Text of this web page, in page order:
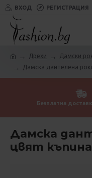
ВХОД РЕГИСТРАЦИЯ
Дрехи
Дамски
Дамска дантелена
Безплатна
Дамска
цвят къпина